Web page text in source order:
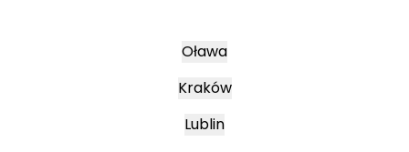
Oława
Kraków
Lublin